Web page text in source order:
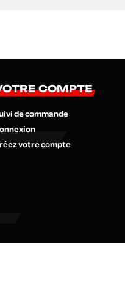
COMPTE
de commande
votre compte